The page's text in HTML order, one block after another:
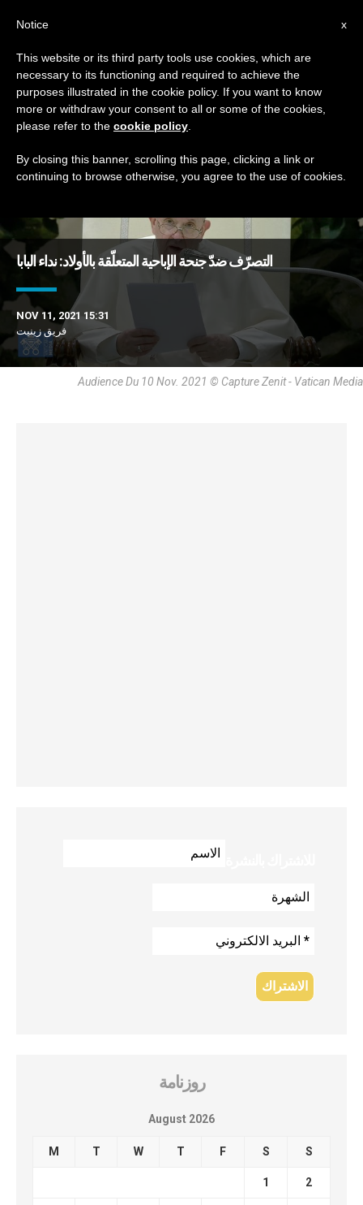
TAG
Posts Tagged ‘جنحة’
DERNIÈRES NOUVELLES
التصرّف ضدّ جنحة الإباحية المتعلّقة بالأولاد: نداء البابا
NOV 11, 2021 15:31
فريق زينيت
Audience Du 10 Nov. 2021 © Capture Zenit - Vatican Media
روزنامة
August 2026
M T W T F S S
1 2
x
Notice
This website or its third party tools use cookies, which are
necessary to its functioning and required to achieve the
purposes illustrated in the cookie policy. If you want to know
more or withdraw your consent to all or some of the cookies,
please refer to the cookie policy
By closing this banner, scrolling this page, clicking a link or
continuing to browse otherwise, you agree to the use of cookies.